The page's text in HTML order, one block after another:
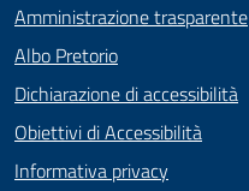
Amministrazione trasparente
Albo Pretorio
Dichiarazione di accessibilità
Obiettivi di Accessibilità
Informativa privacy